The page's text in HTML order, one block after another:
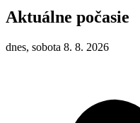
Aktuálne počasie
dnes, sobota 8. 8. 2026